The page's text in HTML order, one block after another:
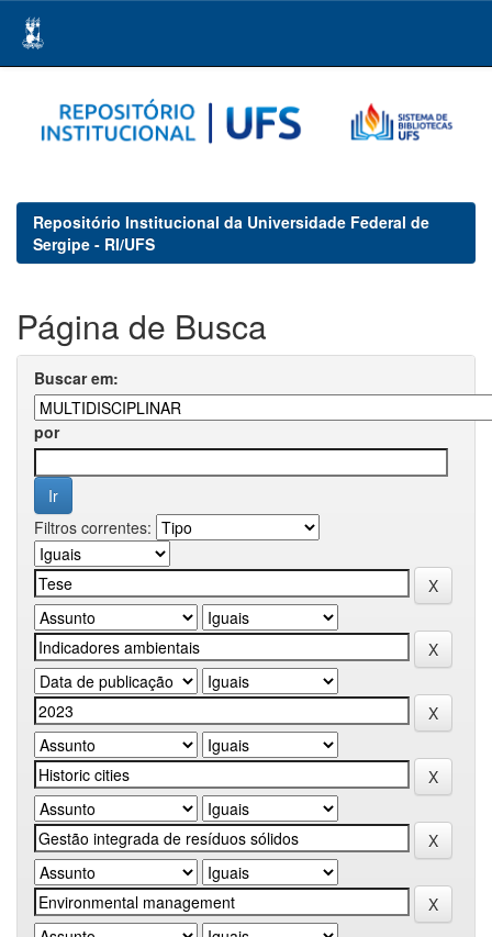
navigation
Repositório Institucional da Universidade Federal de
Sergipe - RI/UFS
Página de Busca
Buscar em:
por
Filtros correntes: